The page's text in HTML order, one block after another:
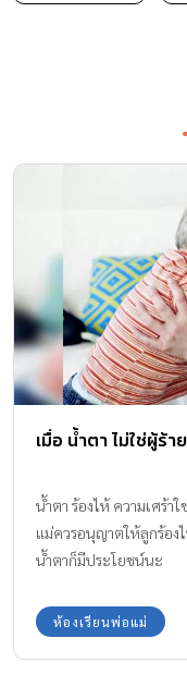
เมื่อ น้ำตา ไม่ใช่ผู้ร้
น้ำตา ร้องไห้ ความเศร้า
แม่ควรอนุญาตให้ลูกร้อง
น้ำตาก็มีประโยชน์นะ
ห้องเรียนพ่อแม่